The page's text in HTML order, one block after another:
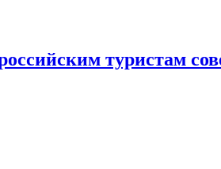
туристам